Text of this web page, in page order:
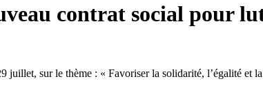
contrat social pour
sur le thème : « Favoriser la solidarité, l’égalité et